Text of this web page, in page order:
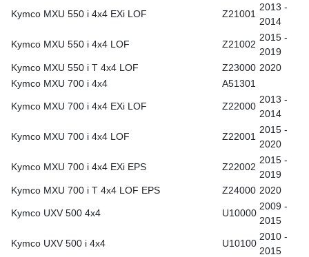
Kymco MXU 550 i 4x4 EXi LOF Z21001
2013 -
2014
Kymco MXU 550 i 4x4 LOF Z21002
2015 -
2019
Kymco MXU 550 i T 4x4 LOF
Z23000 2020
Kymco MXU 700 i 4x4
A51301
Kymco MXU 700 i 4x4 EXi LOF Z22000
2013 -
2014
Kymco MXU 700 i 4x4 LOF Z22001
2015 -
2020
Kymco MXU 700 i 4x4 EXi EPS Z22002
2015 -
2019
Kymco MXU 700 i T 4x4 LOF EPS
Z24000 2020
Kymco UXV 500 4x4 U10000
2009 -
2015
Kymco UXV 500 i 4x4 U10100
2010 -
2015